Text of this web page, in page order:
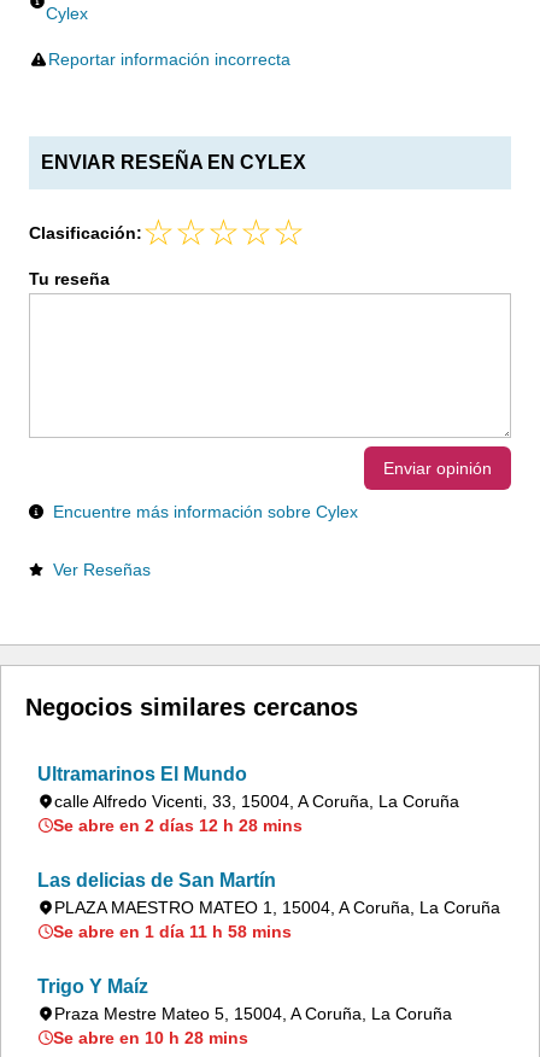
Cylex
Reportar información incorrecta
ENVIAR RESEÑA EN CYLEX
Clasificación:
Tu reseña
Enviar opinión
Encuentre más información sobre Cylex
Ver Reseñas
Negocios similares cercanos
Ultramarinos El Mundo
calle Alfredo Vicenti, 33, 15004, A Coruña, La Coruña
Se abre en 2 días 12 h 28 mins
Las delicias de San Martín
PLAZA MAESTRO MATEO 1, 15004, A Coruña, La Coruña
Se abre en 1 día 11 h 58 mins
Trigo Y Maíz
Praza Mestre Mateo 5, 15004, A Coruña, La Coruña
Se abre en 10 h 28 mins